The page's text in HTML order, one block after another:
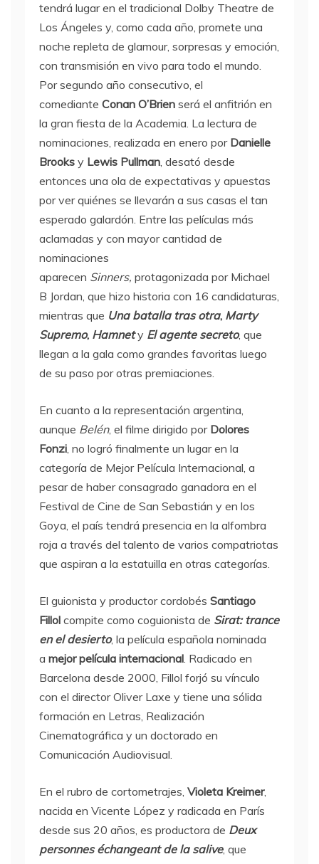
tendrá lugar en el tradicional Dolby Theatre de
Los Ángeles y, como cada año, promete una
noche repleta de glamour, sorpresas y emoción,
con transmisión en vivo para todo el mundo.
Por segundo año consecutivo, el
comediante Conan O’Brien será el anfitrión en
la gran fiesta de la Academia. La lectura de
nominaciones, realizada en enero por Danielle
Brooks y Lewis Pullman, desató desde
entonces una ola de expectativas y apuestas
por ver quiénes se llevarán a sus casas el tan
esperado galardón. Entre las películas más
aclamadas y con mayor cantidad de
nominaciones
aparecen Sinners, protagonizada por Michael
B Jordan, que hizo historia con 16 candidaturas,
mientras que Una batalla tras otra, Marty
Supremo, Hamnet y El agente secreto, que
llegan a la gala como grandes favoritas luego
de su paso por otras premiaciones.
En cuanto a la representación argentina,
aunque Belén, el filme dirigido por Dolores
Fonzi, no logró finalmente un lugar en la
categoría de Mejor Película Internacional, a
pesar de haber consagrado ganadora en el
Festival de Cine de San Sebastián y en los
Goya, el país tendrá presencia en la alfombra
roja a través del talento de varios compatriotas
que aspiran a la estatuilla en otras categorías.
El guionista y productor cordobés Santiago
Fillol compite como coguionista de Sirat: trance
en el desierto, la película española nominada
a mejor película internacional. Radicado en
Barcelona desde 2000, Fillol forjó su vínculo
con el director Oliver Laxe y tiene una sólida
formación en Letras, Realización
Cinematográfica y un doctorado en
Comunicación Audiovisual.
En el rubro de cortometrajes, Violeta Kreimer,
nacida en Vicente López y radicada en París
desde sus 20 años, es productora de Deux
personnes échangeant de la salive, que